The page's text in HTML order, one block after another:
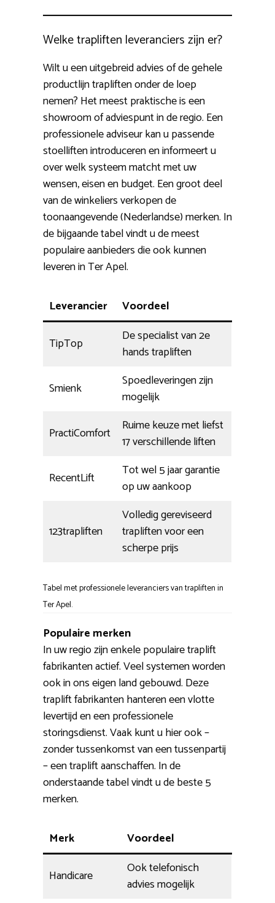
Welke trapliften leveranciers zijn er?
Wilt u een uitgebreid advies of de gehele
productlijn trapliften onder de loep
nemen? Het meest praktische is een
showroom of adviespunt in de regio. Een
professionele adviseur kan u passende
stoelliften introduceren en informeert u
over welk systeem matcht met uw
wensen, eisen en budget. Een groot deel
van de winkeliers verkopen de
toonaangevende (Nederlandse) merken. In
de bijgaande tabel vindt u de meest
populaire aanbieders die ook kunnen
leveren in Ter Apel.
Leverancier Voordeel
TipTop
De specialist van 2e
hands trapliften
Smienk
Spoedleveringen zijn
mogelijk
PractiComfort
Ruime keuze met liefst
17 verschillende liften
RecentLift
Tot wel 5 jaar garantie
op uw aankoop
123trapliften
Volledig gereviseerd
trapliften voor een
scherpe prijs
Tabel met professionele leveranciers van trapliften in
Ter Apel.
Populaire merken
In uw regio zijn enkele populaire traplift
fabrikanten actief. Veel systemen worden
ook in ons eigen land gebouwd. Deze
traplift fabrikanten hanteren een vlotte
levertijd en een professionele
storingsdienst. Vaak kunt u hier ook –
zonder tussenkomst van een tussenpartij
– een traplift aanschaffen. In de
onderstaande tabel vindt u de beste 5
merken.
Merk Voordeel
Handicare
Ook telefonisch
advies mogelijk